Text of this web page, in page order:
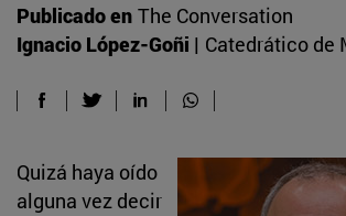
Publicado en The Conversation
Ignacio López-Goñi | Catedrático de
Quizá haya oído
alguna vez decir